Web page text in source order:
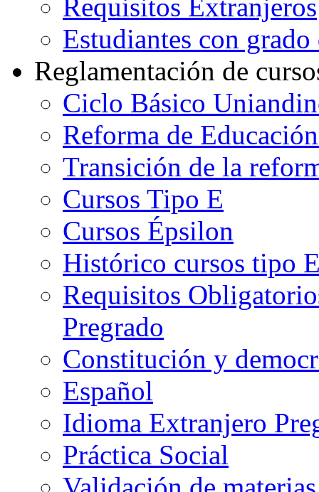
Requisitos Extranjeros
Estudiantes con
Reglamentación de
Ciclo Básico
Reforma de
Transición de la
Cursos Tipo E
Cursos Épsilon
Histórico cursos tipo
Requisitos
Pregrado
Constitución y
Español
Idioma Extranjero
Práctica Social